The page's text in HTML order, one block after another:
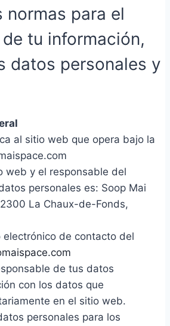
normas para el
tu información,
datos personales y
al sitio web que opera bajo la
web y el responsable del
personales es: Soop Mai
La Chaux-de-Fonds,
electrónico de contacto del
de tus datos
con los datos que
en el sitio web.
personales para los